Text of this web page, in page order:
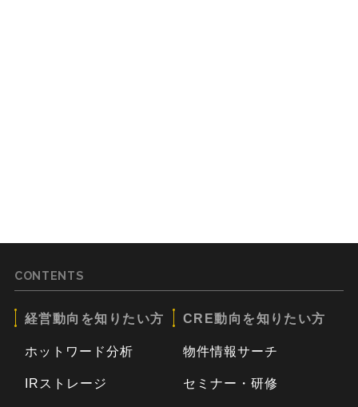
CONTENTS
経営動向を知りたい方
ホットワード分析
IRストレージ
CRE動向を知りたい方
物件情報サーチ
セミナー・研修